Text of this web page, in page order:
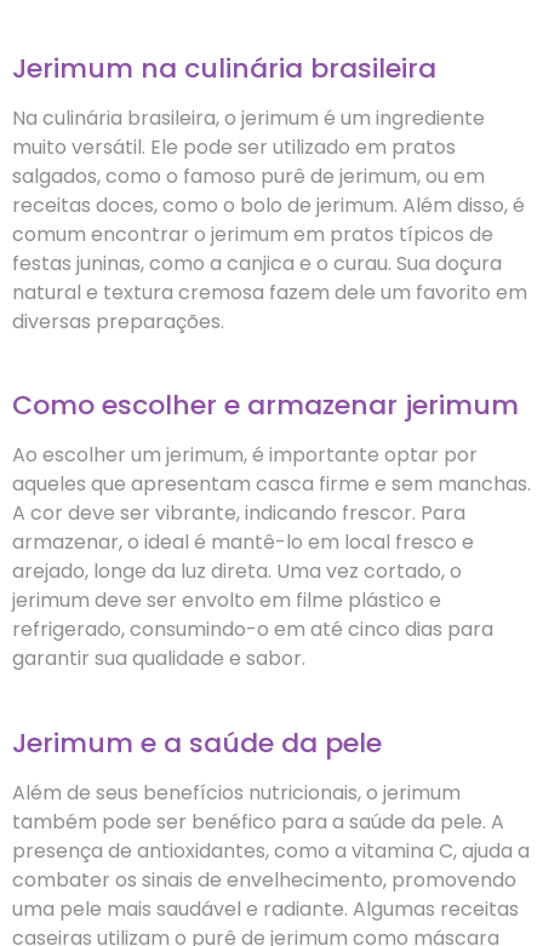
Jerimum na culinária brasileira
Na culinária brasileira, o jerimum é um ingrediente
muito versátil. Ele pode ser utilizado em pratos
salgados, como o famoso purê de jerimum, ou em
receitas doces, como o bolo de jerimum. Além disso, é
comum encontrar o jerimum em pratos típicos de
festas juninas, como a canjica e o curau. Sua doçura
natural e textura cremosa fazem dele um favorito em
diversas preparações.
Como escolher e armazenar jerimum
Ao escolher um jerimum, é importante optar por
aqueles que apresentam casca firme e sem manchas.
A cor deve ser vibrante, indicando frescor. Para
armazenar, o ideal é mantê-lo em local fresco e
arejado, longe da luz direta. Uma vez cortado, o
jerimum deve ser envolto em filme plástico e
refrigerado, consumindo-o em até cinco dias para
garantir sua qualidade e sabor.
Jerimum e a saúde da pele
Além de seus benefícios nutricionais, o jerimum
também pode ser benéfico para a saúde da pele. A
presença de antioxidantes, como a vitamina C, ajuda a
combater os sinais de envelhecimento, promovendo
uma pele mais saudável e radiante. Algumas receitas
caseiras utilizam o purê de jerimum como máscara